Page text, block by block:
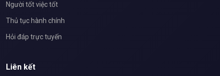
Người tốt việc tốt
Thủ tục hành chính
Hỏi đáp trực tuyến
Liên kết